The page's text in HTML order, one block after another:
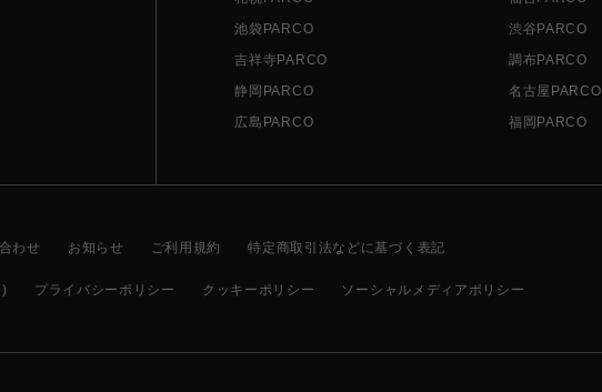
池袋PARCO
渋谷PARCO
吉祥寺PARCO
調布PARCO
静岡PARCO
名古屋PARCO
広島PARCO
福岡PARCO
わせ お知らせ ご利用規約 特定商取引法などに基づく表記
プライバシーポリシー クッキーポリシー ソーシャルメディアポリシー